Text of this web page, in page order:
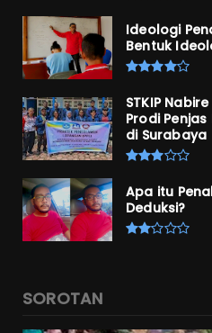
Ideologi
Bentuk
STKIP
Prodi Penjas
di Surabaya
Apa itu
Deduksi?
SOROTAN